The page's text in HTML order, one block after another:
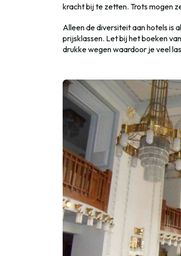
kracht bij te zetten. Trots mogen
Alleen de diversiteit aan hotels is
prijsklassen. Let bij het boeken
drukke wegen waardoor je veel